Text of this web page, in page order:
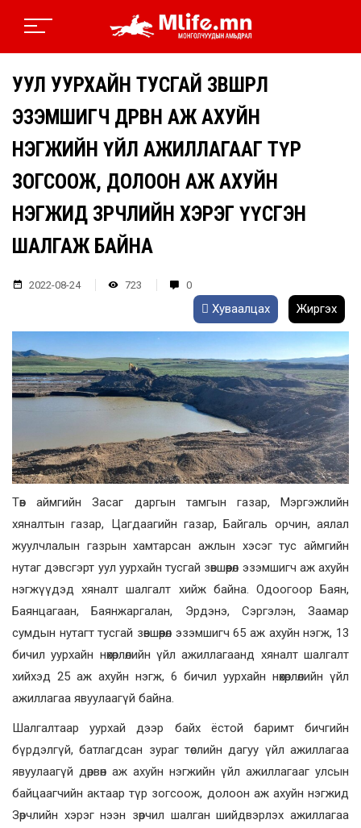
УУЛ УУРХАЙН ТУСГАЙ ЗӨВШӨӨРӨЛ
ЭЗЭМШИГЧ ДӨРВӨН АЖ АХУЙН
НЭГЖИЙН ҮЙЛ АЖИЛЛАГААГ ТҮР
ЗОГСООЖ, ДОЛООН АЖ АХУЙН
НЭГЖИД ЗӨРЧЛИЙН ХЭРЭГ ҮҮСГЭН
ШАЛГАЖ БАЙНА
2022-08-24 723 0
Хуваалцах Жиргэх
Төв аймгийн Засаг даргын тамгын газар, Мэргэжлийн
хяналтын газар, Цагдаагийн газар, Байгаль орчин, аялал
жуулчлалын газрын хамтарсан ажлын хэсэг тус аймгийн
нутаг дэвсгэрт уул уурхайн тусгай зөвшөөрөл эзэмшигч аж ахуйн
нэгжүүдэд хяналт шалгалт хийж байна. Одоогоор Баян,
Баянцагаан, Баянжаргалан, Эрдэнэ, Сэргэлэн, Заамар
сумдын нутагт тусгай зөвшөөрөл эзэмшигч 65 аж ахуйн нэгж, 13
бичил уурхайн нөхөрлөлийн үйл ажиллагаанд хяналт шалгалт
хийхэд 25 аж ахуйн нэгж, 6 бичил уурхайн нөхөрлөлийн үйл
ажиллагаа явуулаагүй байна.
Шалгалтаар уурхай дээр байх ёстой баримт бичгийн
бүрдэлгүй, батлагдсан зураг төслийн дагуу үйл ажиллагаа
явуулаагүй дөрвөн аж ахуйн нэгжийн үйл ажиллагааг улсын
байцаагчийн актаар түр зогсоож, долоон аж ахуйн нэгжид
Зөрчлийн хэрэг нээн зөрчил шалган шийдвэрлэх ажиллагаа